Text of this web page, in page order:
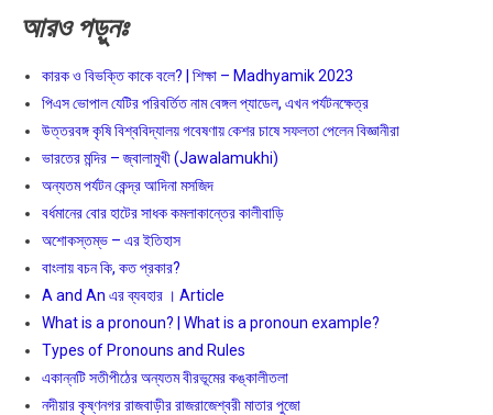
আরও পড়ুনঃ
কারক ও বিভক্তি কাকে বলে? | শিক্ষা – Madhyamik 2023
পিএস ভোপাল যেটির পরিবর্তিত নাম বেঙ্গল প্যাডেল, এখন পর্যটনক্ষেত্র
উত্তরবঙ্গ কৃষি বিশ্ববিদ্যালয় গবেষণায় কেশর চাষে সফলতা পেলেন বিজ্ঞানীরা
ভারতের মন্দির – জ্বালামুখী (Jawalamukhi)
অন্যতম পর্যটন কেন্দ্র আদিনা মসজিদ
বর্ধমানের বোর হাটের সাধক কমলাকান্তের কালীবাড়ি
অশােকস্তম্ভ – এর ইতিহাস
বাংলায় বচন কি, কত প্রকার?
A and An এর ব্যবহার । Article
What is a pronoun? | What is a pronoun example?
Types of Pronouns and Rules
একান্নটি সতীপীঠের অন্যতম বীরভূমের কঙ্কালীতলা
নদীয়ার কৃষ্ণনগর রাজবাড়ীর রাজরাজেশ্বরী মাতার পুজো